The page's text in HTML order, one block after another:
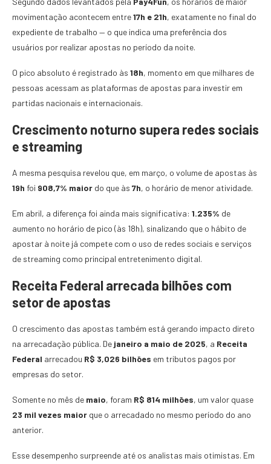
movimentação acontecem entre17h e 21h, exatamente no final do
expediente de trabalho — o que indica uma preferência dos
usuários por realizar apostas no período da noite.
O pico absoluto é registrado às 18h, momento em que milhares de
pessoas acessam as plataformas de apostas para investir em
partidas nacionais e internacionais.
Crescimento noturno supera redes sociais
e streaming
A mesma pesquisa revelou que, em março, o volume de apostas às
19h foi 908,7% maior do que às 7h, o horário de menor atividade.
Em abril, a diferença foi ainda mais significativa: 1.235% de
aumento no horário de pico (às 18h), sinalizando que o hábito de
apostar à noite já compete com o uso de redes sociais e serviços
de streaming como principal entretenimento digital.
Receita Federal arrecada bilhões com
setor de apostas
O crescimento das apostas também está gerando impacto direto
na arrecadação pública. De janeiro a maio de 2025, a Receita
Federal arrecadou R$ 3,026 bilhões em tributos pagos por
empresas do setor.
Somente no mês de maio, foram R$ 814 milhões, um valor quase
23 mil vezes maior que o arrecadado no mesmo período do ano
anterior.
Esse desempenho surpreende até os analistas mais otimistas. Em